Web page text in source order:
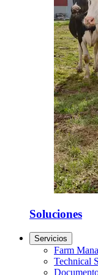
Soluciones
Servicios
Farm
Technical